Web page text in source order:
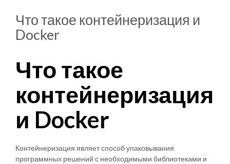
Что такое контейнеризация и
Docker
Что такое
контейнеризация
и Docker
Контейнеризация являет способ упаковывания
программных решений с необходимыми библиотеками и